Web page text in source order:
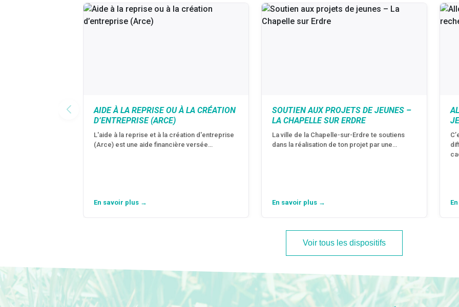
AIDE À LA REPRISE OU À LA CRÉATION
D’ENTREPRISE (ARCE)
L'aide à la reprise et à la création d'entreprise
(Arce) est une aide financière versée…
En savoir plus →
SOUTIEN AUX PROJETS DE JEUNES –
LA CHAPELLE SUR ERDRE
La ville de la Chapelle-sur-Erdre te soutiens
dans la réalisation de ton projet par une…
En savoir plus →
Voir tous les dispositifs